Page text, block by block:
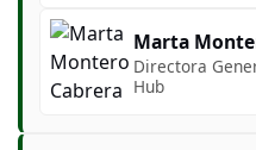
Marta
Directora
Hub